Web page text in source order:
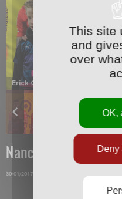
Erick Cabaco titulaire au coup
2 24
Nancy-Bordeaux
30/01/2017
This site
and
over
OK,